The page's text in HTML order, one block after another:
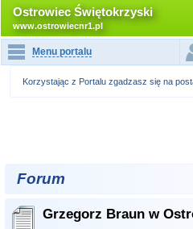
Ostrowiec Świętokrzyski
www.ostrowiecnr1.pl
Menu portalu
Korzystając z Portalu zgadzasz się na
Forum
Grzegorz Braun w